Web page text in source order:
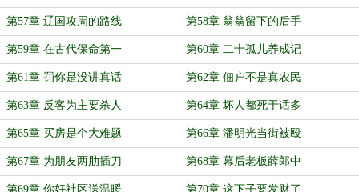
第57章 辽国攻周的路线 第58章 翁翁留下的后手
第59章 在古代保命第一 第60章 二十孤儿养成记
第61章 罚你是没讲真话 第62章 佃户不是真农民
第63章 反客为主要杀人 第64章 坏人都死于话多
第65章 买房是个大难题 第66章 潘明光当街被殴
第67章 为朋友两肋插刀 第68章 幕后老板薛郎中
第69章 你好社区送温暖 第70章 这下子要发财了